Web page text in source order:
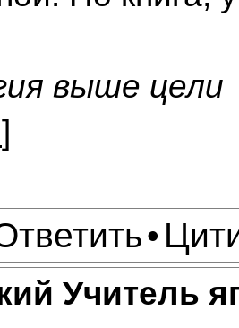
выше цели
]
•
Учитель